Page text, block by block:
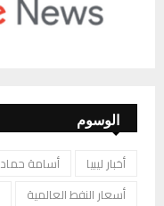
الوسوم
أخبار ليبيا أسامة حماد
أسعار النفط العالمية